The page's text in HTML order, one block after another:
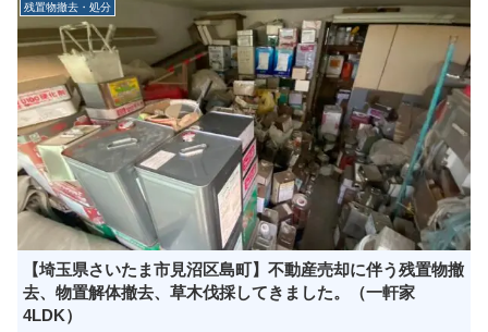
残置物撤去・処分
【埼玉県さいたま市見沼区島町】不動産売却に伴う残置物撤
去、物置解体撤去、草木伐採してきました。（一軒家
4LDK）